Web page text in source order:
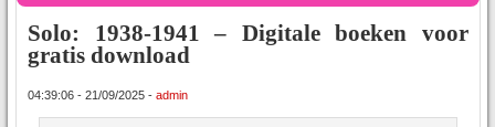
Solo: 1938-1941 – Digitale boeken voor
gratis download
04:39:06 - 21/09/2025 - admin